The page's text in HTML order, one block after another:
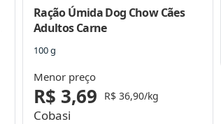
Ração Úmida Dog Chow Cães
Adultos Carne
100 g
Menor preço
R$ 3,69 R$ 36,90/kg
Cobasi